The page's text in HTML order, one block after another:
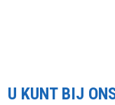
U KUNT BIJ